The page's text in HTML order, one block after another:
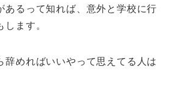
あるって知れば、意外と学校に行
ます。
辞めればいいやって思えてる人は